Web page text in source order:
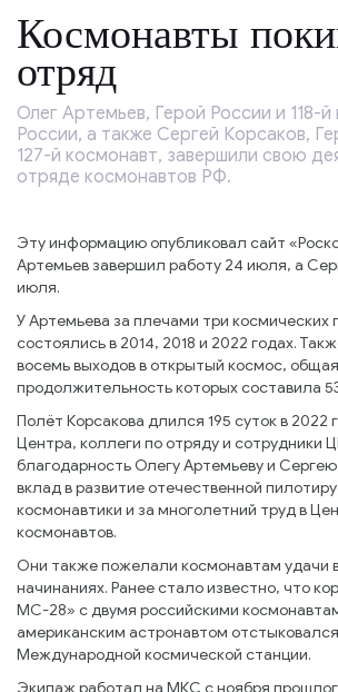
Космонавты
отряд
Олег Артемьев, Герой России и 118-й
России, а также Сергей Корсаков,
127-й космонавт, завершили свою
отряде космонавтов РФ.
Эту информацию опубликовал сайт
Артемьев завершил работу 24 июля, а
июля.
У Артемьева за плечами три космических
состоялись в 2014, 2018 и 2022 годах.
восемь выходов в открытый космос, общая
продолжительность которых составила
Полёт Корсакова длился 195 суток в 2022
Центра, коллеги по отряду и сотрудники
благодарность Олегу Артемьеву и Сергею
вклад в развитие отечественной
космонавтики и за многолетний труд в
космонавтов.
Они также пожелали космонавтам удачи
начинаниях. Ранее стало известно, что
МС-28» с двумя российскими
американским астронавтом
Международной космической станции.
Экипаж работал на МКС с ноября